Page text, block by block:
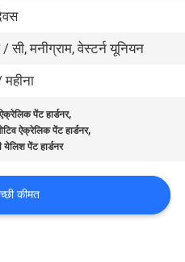
सी, मनीग्राम, वेस्टर्न यूनियन
पेंट हार्डनर,
ऐक्रेलिक पेंट हार्डनर,
पेंट हार्डनर
कीमत